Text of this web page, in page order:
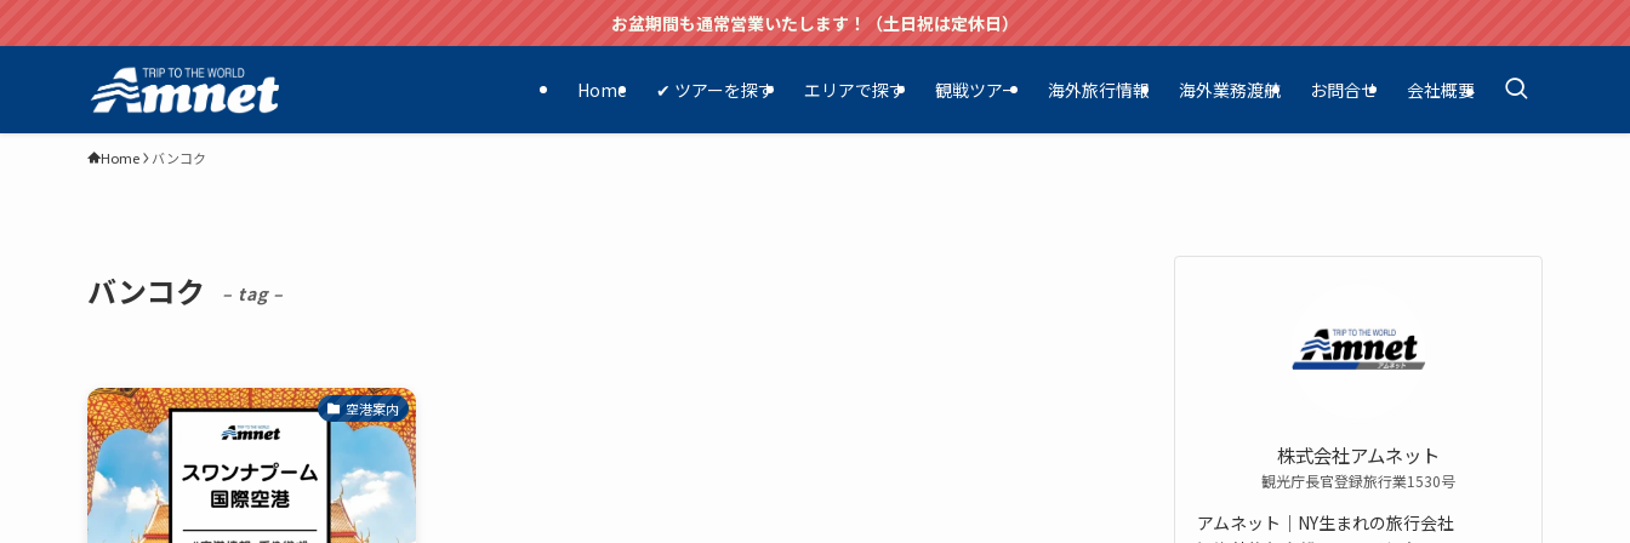
お盆期間も通常営業いたします！（土日祝は定休日）
Home ✔ ツアーを探す エリアで探す 観戦ツアー 海外旅行情報 海外業務渡航 お問合せ 会社概要
Home バンコク
バンコク – tag –
空港案内
株式会社アムネット
観光庁長官登録旅行業1530号
アムネット｜NY生まれの旅行会社